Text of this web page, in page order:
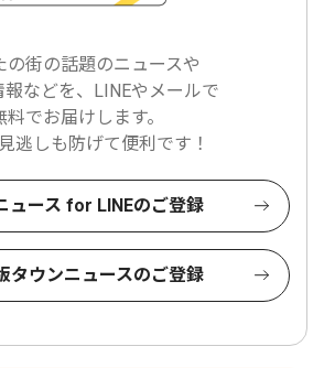
の街の話題のニュースや
報などを、LINEやメールで
料でお届けします。
逃しも防げて便利です！
ュース for LINEのご登録
タウンニュースのご登録